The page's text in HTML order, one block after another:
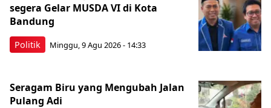
Politik
segera Gelar MUSDA VI di Kota
Bandung
Minggu, 9 Agu 2026 - 14:33
Seragam Biru yang Mengubah Jalan
Pulang Adi